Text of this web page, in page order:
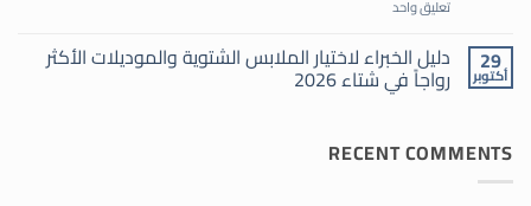
(Styling
نسائية
تهيمن
موضة
شتاء
2026
تعليق واحدعلى
أكثر
الملابس
النسائية
طلباً
في
لشتاء
2025
29
أكتوبر
دليل الخبراء لاختيار الملابس الشتوية والموديلات الأكثر
رواجاً في شتاء 2026
على
دليل
RECENT COMMENTS